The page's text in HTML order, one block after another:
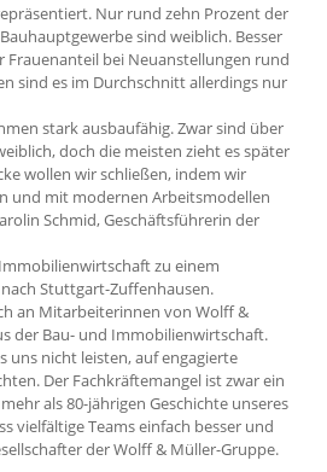
Nur rund zehn Prozent der
sind weiblich. Besser
bei Neuanstellungen rund
sind es im Durchschnitt allerdings nur
stark ausbaufähig. Zwar sind über
doch die meisten zieht es später
wollen wir schließen, indem wir
und mit modernen Arbeitsmodellen
Schmid, Geschäftsführerin der
zu einem
Stuttgart-Zuffenhausen.
an Mitarbeiterinnen von Wolff &
der Bau- und Immobilienwirtschaft.
uns nicht leisten, auf engagierte
Der Fachkräftemangel ist zwar ein
als 80-jährigen Geschichte unseres
vielfältige Teams einfach besser und
der Wolff & Müller-Gruppe.